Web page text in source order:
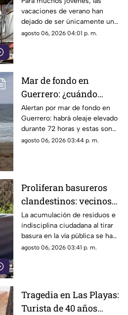
próximo ciclo escolar
vacaciones de verano han
dejado de ser únicamente un
periodo de descanso y
agosto 06, 2026 04:01 p. m.
Mar de fondo en
Guerrero: ¿cuándo
llegará y qué zonas de
Acapulco serán
afectadas?
Alertan por mar de fondo en
Guerrero: habrá oleaje elevado
durante 72 horas y estas son
las zonas de Acapulco con
agosto 06, 2026 03:44 p. m.
Proliferan basureros
clandestinos: vecinos
exigen conciencia y
sanciones más
estrictas
La acumulación de residuos e
indisciplina ciudadana al tirar
basura en la vía pública se ha
consolidado como un grave
agosto 06, 2026 03:41 p. m.
Tragedia en Las Playas:
Turista de 40 años